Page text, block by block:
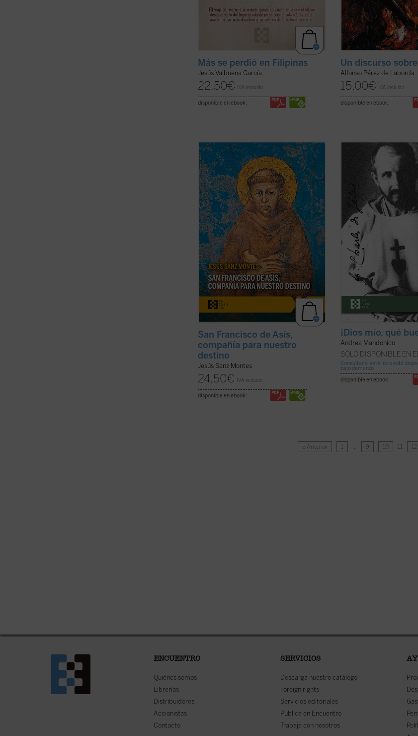
Más se perdió en Filipinas
Jesús Valbuena García
22,50€ IVA incluido
disponible en ebook:
Un discurso
Alfonso Pérez de Laborda
15,00€ IVA incluido
disponible en ebook:
La de san Francisco de Asís es una de las
historias de santidad más enraizadas en
el Evangelio, generando en su familia
espiritual todos los registros de una
santidad encarnada en el tiempo de cada
época. «El autor hace un regalo de lúcida
... (ver ficha)
San Francisco de Asís,
compañía para nuestro
destino
Jesús Sanz Montes
24,50€ IVA incluido
disponible en ebook:
Esta biografía del recién
santo Carlos de
quien ha sido
de canonización, se
aspectos más
espiritualidad y de su
El libro arranca ...(ver
¡Dios mío, qué
Andrea Mandonico
SÓLO DISPONIBLE EN
Consultar si este libro está
bajo demanda
disponible en ebook:
« Anterior 1 9 10 11 12
ENCUENTRO
Quiénes somos
Librerías
Distribuidores
Accionistas
Contacto
SERVICIOS
Descarga nuestro catálogo
Foreign rights
Servicios editoriales
Publica en Encuentro
Trabaja con nosotros